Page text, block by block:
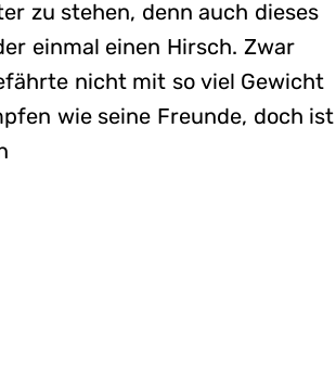
zu stehen, denn auch dieses
einmal einen Hirsch. Zwar
nicht mit so viel Gewicht
wie seine Freunde, doch ist